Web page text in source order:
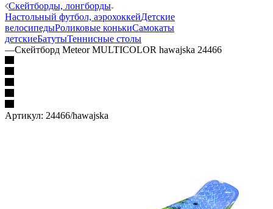
Скейтборды, лонгборды
Настольный футбол, аэрохоккейДетские
велосипедыРоликовые конькиСамокаты
детскиеБатутыТеннисные столы
—Скейтборд Meteor MULTICOLOR hawajska 24466
Артикул: 24466/hawajska